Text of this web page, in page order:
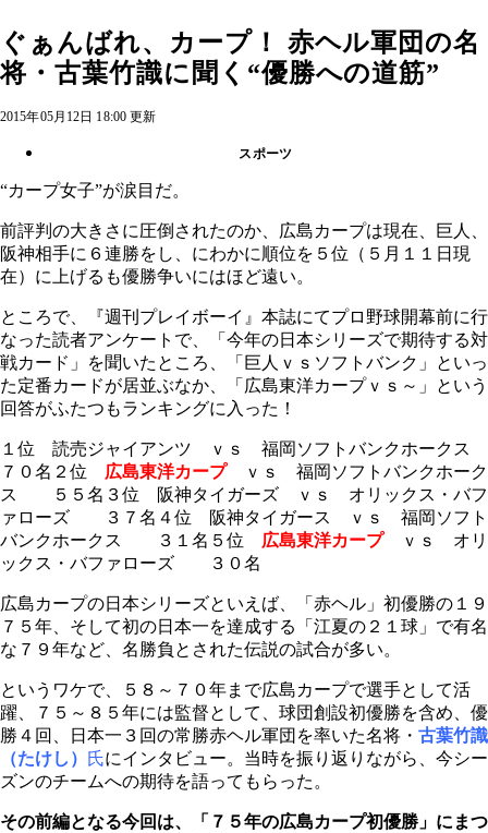
ぐぁんばれ、カープ！ 赤ヘル軍団の名
将・古葉竹識に聞く“優勝への道筋”
2015年05月12日 18:00 更新
スポーツ
“カープ女子”が涙目だ。
前評判の大きさに圧倒されたのか、広島カープは現在、巨人、
阪神相手に６連勝をし、にわかに順位を５位（５月１１日現
在）に上げるも優勝争いにはほど遠い。
ところで、『週刊プレイボーイ』本誌にてプロ野球開幕前に行
なった読者アンケートで、「今年の日本シリーズで期待する対
戦カード」を聞いたところ、「巨人ｖｓソフトバンク」といっ
た定番カードが居並ぶなか、「広島東洋カープｖｓ～」という
回答がふたつもランキングに入った！
１位 読売ジャイアンツ ｖｓ 福岡ソフトバンクホークス
７０名２位 広島東洋カープｖｓ 福岡ソフトバンクホーク
ス ５５名３位 阪神タイガーズ ｖｓ オリックス・バフ
ァローズ ３７名４位 阪神タイガース ｖｓ 福岡ソフト
バンクホークス ３１名５位 広島東洋カープｖｓ オリ
ックス・バファローズ ３０名
広島カープの日本シリーズといえば、「赤ヘル」初優勝の１９
７５年、そして初の日本一を達成する「江夏の２１球」で有名
な７９年など、名勝負とされた伝説の試合が多い。
というワケで、５８～７０年まで広島カープで選手として活
躍、７５～８５年には監督として、球団創設初優勝を含め、優
勝４回、日本一３回の常勝赤ヘル軍団を率いた名将・ 古葉竹識
（たけし）
氏にインタビュー。当時を振り返りながら、今シー
ズンのチームへの期待を語ってもらった。
その前編となる今回は、「７５年の広島カープ初優勝」にまつ